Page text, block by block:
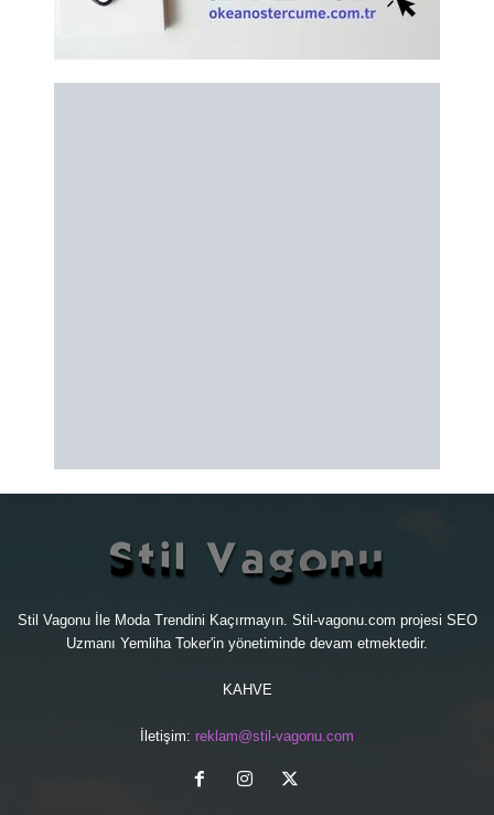
Stil Vagonu İle Moda Trendini Kaçırmayın. Stil-vagonu.com projesi SEO
Uzmanı Yemliha Toker'in yönetiminde devam etmektedir.
KAHVE
İletişim: reklam@stil-vagonu.com